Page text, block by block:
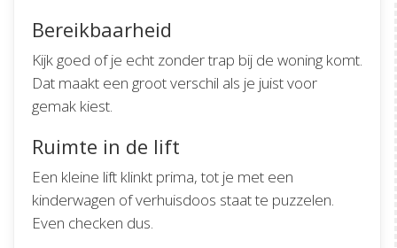
Bereikbaarheid
Kijk goed of je echt zonder trap bij de woning komt.
Dat maakt een groot verschil als je juist voor
gemak kiest.
Ruimte in de lift
Een kleine lift klinkt prima, tot je met een
kinderwagen of verhuisdoos staat te puzzelen.
Even checken dus.